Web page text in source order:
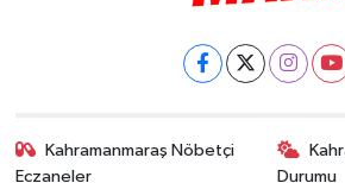
Kahramanmaraş Nöbetçi
Eczaneler
Durumu